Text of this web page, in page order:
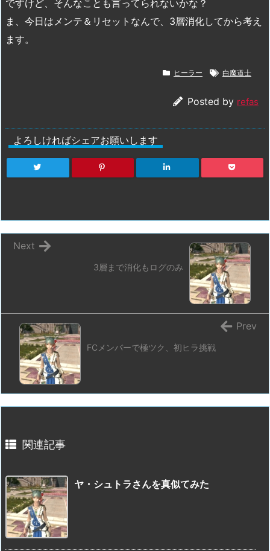
ですけど、そんなことも言ってられないかな？
ま、今日はメンテ＆リセットなんで、3層消化してから考え
ます。
ヒーラー 白魔道士
Posted by refas
よろしければシェアお願いします
3層まで消化もログのみ
Next
FCメンバーで極ツク、初ヒラ挑戦
Prev
関連記事
ヤ・シュトラさんを真似てみた